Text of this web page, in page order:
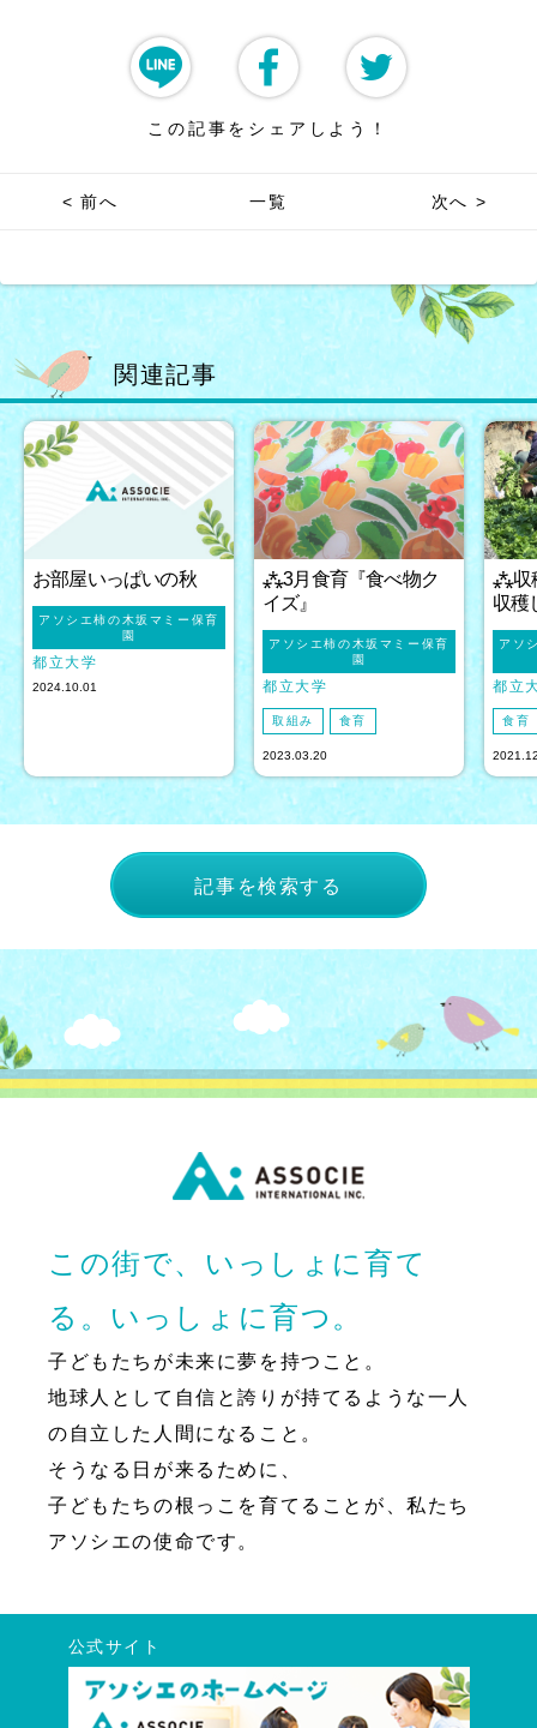
この記事をシェアしよう！
< 前へ 一覧 次へ >
関連記事
お部屋いっぱいの秋
アソシエ柿の木坂マミー保育
園
都立大学
2024.10.01
⁂3月食育『食べ物ク
イズ』
アソシエ柿の木坂マミー保育
園
都立大学
取組み 食育
2023.03.20
⁂収
収
アソ
都立
食育
記事を検索する
この街で、いっしょに育て
る。いっしょに育つ。
子どもたちが未来に夢を持つこと。
地球人として自信と誇りが持てるような一人
の自立した人間になること。
そうなる日が来るために、
子どもたちの根っこを育てることが、私たち
アソシエの使命です。
公式サイト